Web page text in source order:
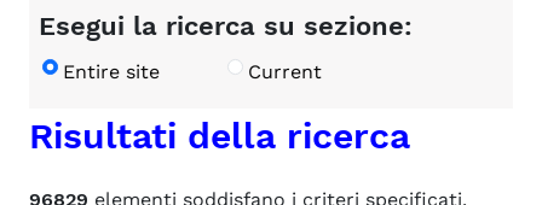
Esegui la ricerca su sezione:
Entire site Current
Risultati della ricerca
96829 elementi soddisfano i criteri specificati.